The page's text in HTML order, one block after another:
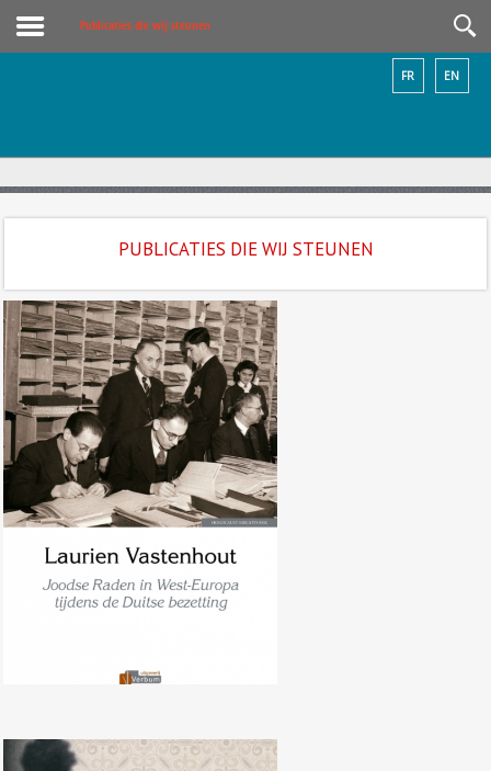
Publicaties die wij steunen
EN
FR
PUBLICATIES DIE WIJ STEUNEN
Laurien Vastenhout, ‘Joodse
raden’ in West-Europa tijdens de
Duitse bezetting